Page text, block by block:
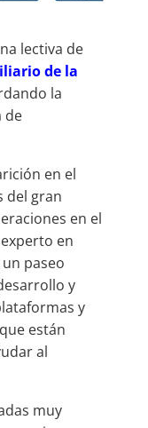
lectiva de
de la
la
de
en el
del gran
en el
en
paseo
y
y
están
al
muy